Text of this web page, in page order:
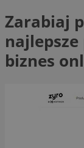
Zarabiaj
najlepsze
biznes